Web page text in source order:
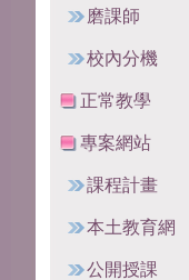
磨課師
校內分機
正常教學
專案網站
課程計畫
本土教育網
公開授課